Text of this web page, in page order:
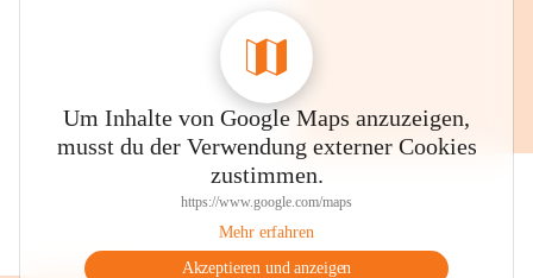
Um Inhalte von Google Maps anzuzeigen,
musst du der Verwendung externer Cookies
zustimmen.
https://www.google.com/maps
Mehr erfahren
Akzeptieren und anzeigen